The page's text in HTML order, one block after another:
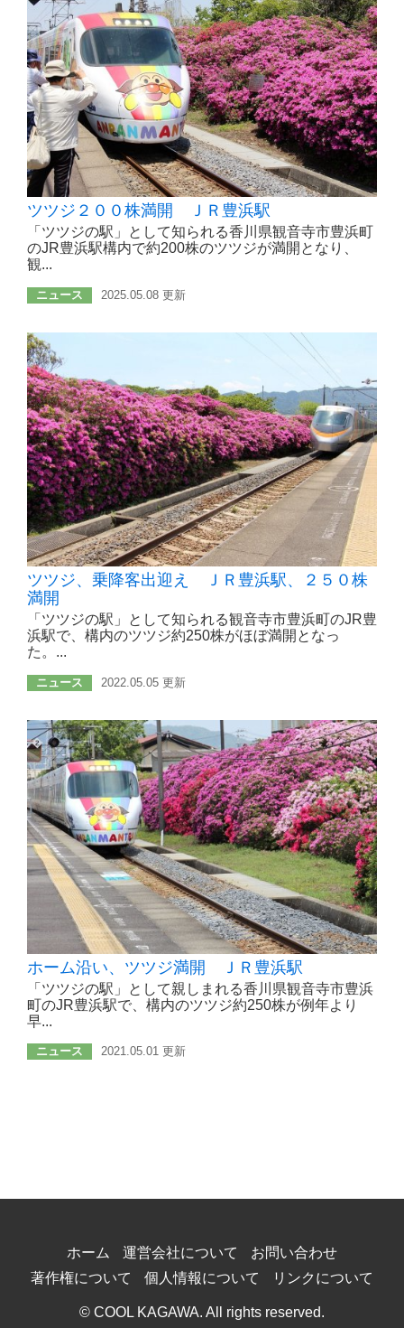
ツツジ２００株満開 ＪＲ豊浜駅
「ツツジの駅」として知られる香川県観音寺市豊浜町
のJR豊浜駅構内で約200株のツツジが満開となり、
観...
ニュース 2025.05.08 更新
ツツジ、乗降客出迎え ＪＲ豊浜駅、２５０株
満開
「ツツジの駅」として知られる観音寺市豊浜町のJR豊
浜駅で、構内のツツジ約250株がほぼ満開となっ
た。...
ニュース 2022.05.05 更新
ホーム沿い、ツツジ満開 ＪＲ豊浜駅
「ツツジの駅」として親しまれる香川県観音寺市豊浜
町のJR豊浜駅で、構内のツツジ約250株が例年より
早...
ニュース 2021.05.01 更新
ホーム 運営会社について
お問い合わせ
著作権について
個人情報について リンクについて
© COOL KAGAWA. All rights reserved.